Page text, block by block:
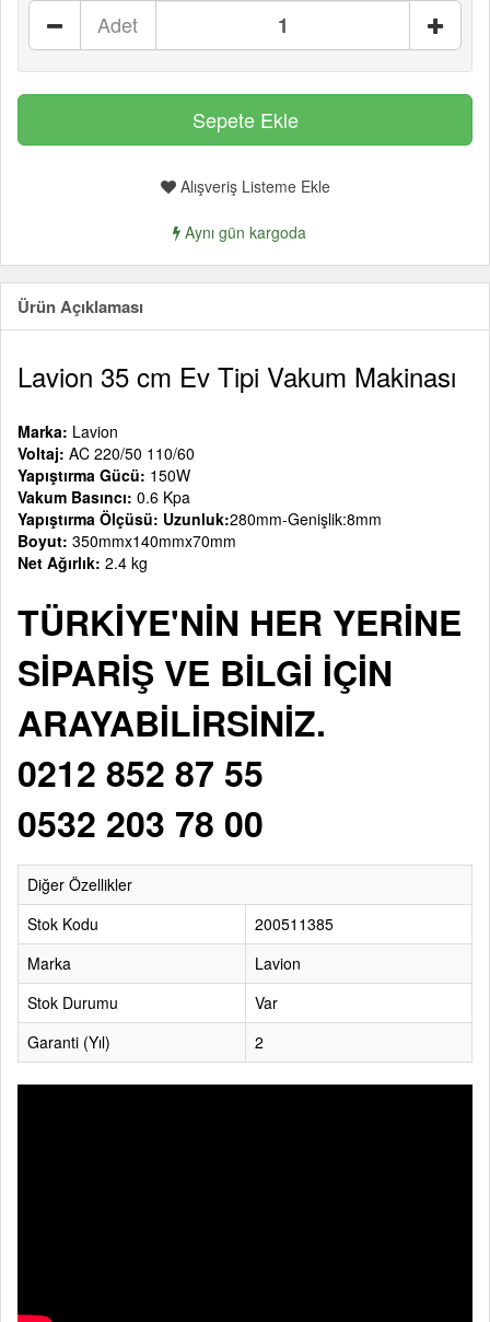
Adet
Alışveriş Listeme Ekle
Aynı gün kargoda
Ürün Açıklaması
Lavion 35 cm Ev Tipi Vakum Makinası
Marka: Lavion
Voltaj: AC 220/50 110/60
Yapıştırma Gücü: 150W
Vakum Basıncı: 0.6 Kpa
Yapıştırma Ölçüsü: Uzunluk:280mm-Genişlik:8mm
Boyut: 350mmx140mmx70mm
Net Ağırlık: 2.4 kg
TÜRKİYE'NİN HER YERİNE
SİPARİŞ VE BİLGİ İÇİN
ARAYABİLİRSİNİZ.
0212 852 87 55
0532 203 78 00
Diğer Özellikler
Stok Kodu
200511385
Marka
Lavion
Stok Durumu
Var
Garanti (Yıl)
2